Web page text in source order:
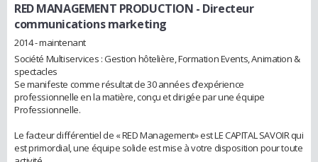
RED MANAGEMENT PRODUCTION - Directeur
communications marketing
2014 - maintenant
Société Multiservices : Gestion hôtelière, Formation Events, Animation &
spectacles
Se manifeste comme résultat de 30 années d’expérience
professionnelle en la matière, conçu et dirigée par une équipe
Professionnelle.
Le facteur différentiel de « RED Management» est LE CAPITAL SAVOIR qui
est primordial, une équipe solide est mise à votre disposition pour toute